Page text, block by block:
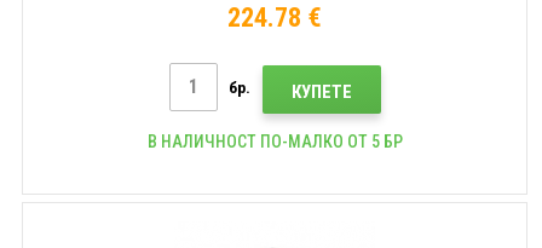
224.78 €
бр. КУПЕТЕ
В НАЛИЧНОСТ ПО-МАЛКО ОТ 5 БР